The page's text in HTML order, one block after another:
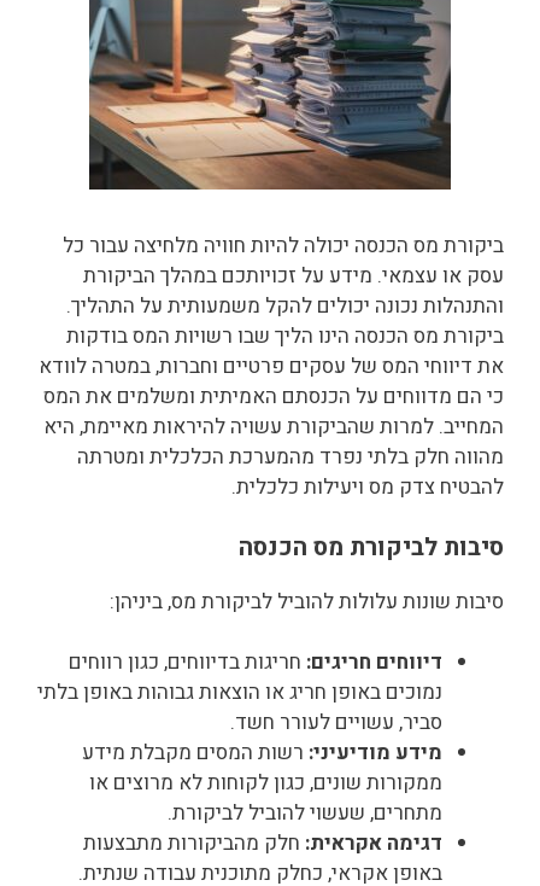
ביקורת מס הכנסה יכולה להיות חוויה מלחיצה עבור כל
עסק או עצמאי. מידע על זכויותכם במהלך הביקורת
והתנהלות נכונה יכולים להקל משמעותית על התהליך.
ביקורת מס הכנסה הינו הליך שבו רשויות המס בודקות
את דיווחי המס של עסקים פרטיים וחברות, במטרה לוודא
כי הם מדווחים על הכנסתם האמיתית ומשלמים את המס
המחייב. למרות שהביקורת עשויה להיראות מאיימת, היא
מהווה חלק בלתי נפרד מהמערכת הכלכלית ומטרתה
להבטיח צדק מס ויעילות כלכלית.
סיבות לביקורת מס הכנסה
סיבות שונות עלולות להוביל לביקורת מס, ביניהן:
דיווחים חריגים: חריגות בדיווחים, כגון רווחים
נמוכים באופן חריג או הוצאות גבוהות באופן בלתי
סביר, עשויים לעורר חשד.
מידע מודיעיני: רשות המסים מקבלת מידע
ממקורות שונים, כגון לקוחות לא מרוצים או
מתחרים, שעשוי להוביל לביקורת.
דגימה אקראית: חלק מהביקורות מתבצעות
באופן אקראי, כחלק מתוכנית עבודה שנתית.